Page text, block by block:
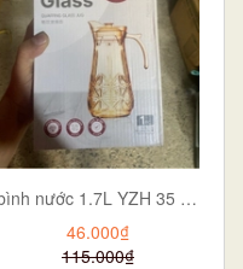
bình nước 1.7L YZH 35 vàng
46.000₫
115.000₫